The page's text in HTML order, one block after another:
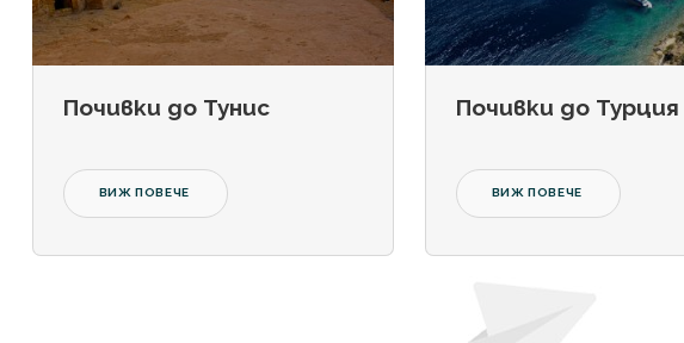
Почивки до Тунис
ВИЖ ПОВЕЧЕ
Почивки до Турция
ВИЖ ПОВЕЧЕ